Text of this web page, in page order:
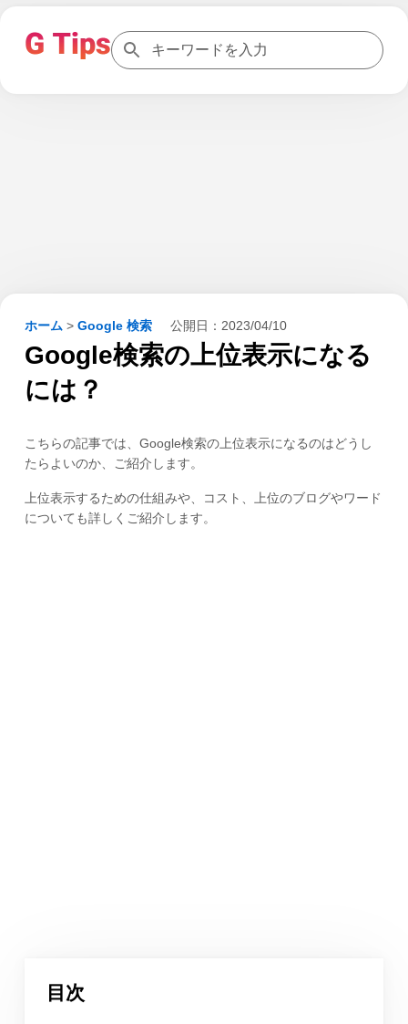
ホーム > Google 検索 公開日： 2023/04/10
Google検索の上位表示になる
には？
こちらの記事では、Google検索の上位表示になるのはどうし
たらよいのか、ご紹介します。
上位表示するための仕組みや、コスト、上位のブログやワード
についても詳しくご紹介します。
目次